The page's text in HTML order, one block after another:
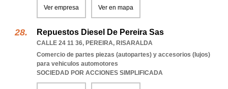
Ver empresa Ver en mapa
Repuestos Diesel De Pereira Sas
CALLE 24 11 36, PEREIRA, RISARALDA
Comercio de partes piezas (autopartes) y accesorios (lujos)
para vehiculos automotores
SOCIEDAD POR ACCIONES SIMPLIFICADA